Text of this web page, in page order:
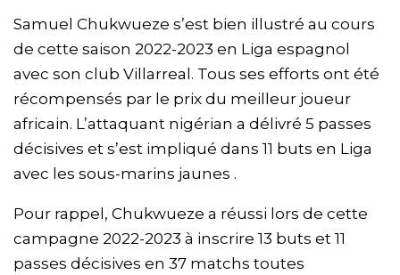
Samuel Chukwueze s’est bien illustré au cours
de cette saison 2022-2023 en Liga espagnol
avec son club Villarreal. Tous ses efforts ont été
récompensés par le prix du meilleur joueur
africain. L’attaquant nigérian a délivré 5 passes
décisives et s’est impliqué dans 11 buts en Liga
avec les sous-marins jaunes .
Pour rappel, Chukwueze a réussi lors de cette
campagne 2022-2023 à inscrire 13 buts et 11
passes décisives en 37 matchs toutes